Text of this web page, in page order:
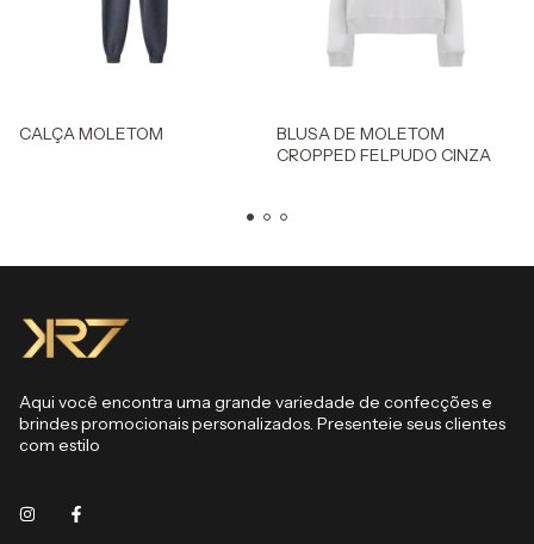
CALÇA MOLETOM
BLUSA DE MOLETOM
CROPPED FELPUDO CINZA
Aqui você encontra uma grande variedade de confecções e
brindes promocionais personalizados. Presenteie seus clientes
com estilo